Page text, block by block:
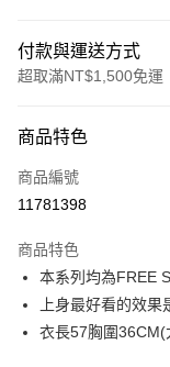
付款與運送方式
超取滿NT$1,500免運
信用卡一次付款
信用卡分期付款
合作金庫商業銀行
華南商業銀行
上海商業儲蓄銀行
國泰世華商業銀行
超商取貨付款
LINE Pay
商品特色
商品編號
11781398
商品特色
本系列均為FREE
上身最好看的效
衣長57胸圍36CM(